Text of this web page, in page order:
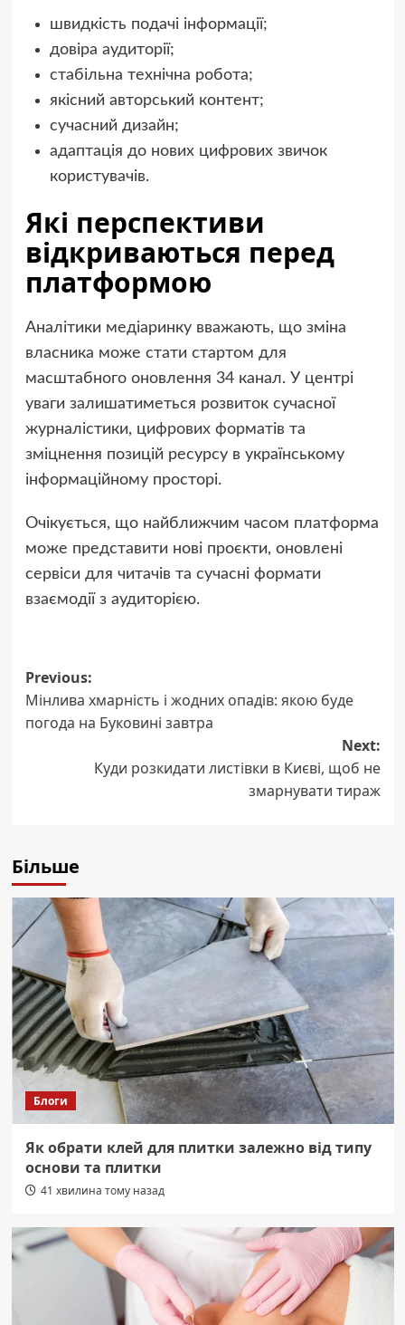
швидкість подачі інформації;
довіра аудиторії;
стабільна технічна робота;
якісний авторський контент;
сучасний дизайн;
адаптація до нових цифрових звичок
користувачів.
Які перспективи
відкриваються перед
платформою
Аналітики медіаринку вважають, що зміна
власника може стати стартом для
масштабного оновлення 34 канал. У центрі
уваги залишатиметься розвиток сучасної
журналістики, цифрових форматів та
зміцнення позицій ресурсу в українському
інформаційному просторі.
Очікується, що найближчим часом платформа
може представити нові проєкти, оновлені
сервіси для читачів та сучасні формати
взаємодії з аудиторією.
Post
navigation
Previous:
Мінлива хмарність і жодних опадів: якою буде
погода на Буковині завтра
Next:
Куди розкидати листівки в Києві, щоб не
змарнувати тираж
Більше
Блоги
Як обрати клей для плитки залежно від типу
основи та плитки
41 хвилина тому назад